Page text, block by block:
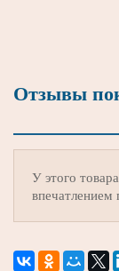
Отзывы
У этого
впечатлением